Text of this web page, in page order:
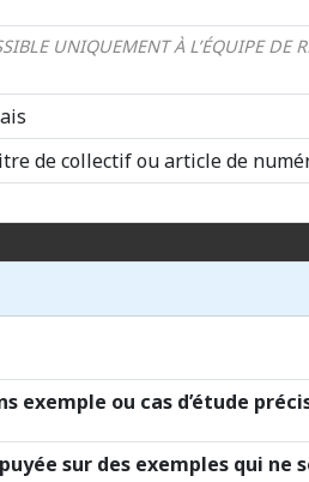
UNIQUEMENT À L’ÉQUIPE DE
de collectif ou article de
ou cas d’étude
sur des exemples qui ne